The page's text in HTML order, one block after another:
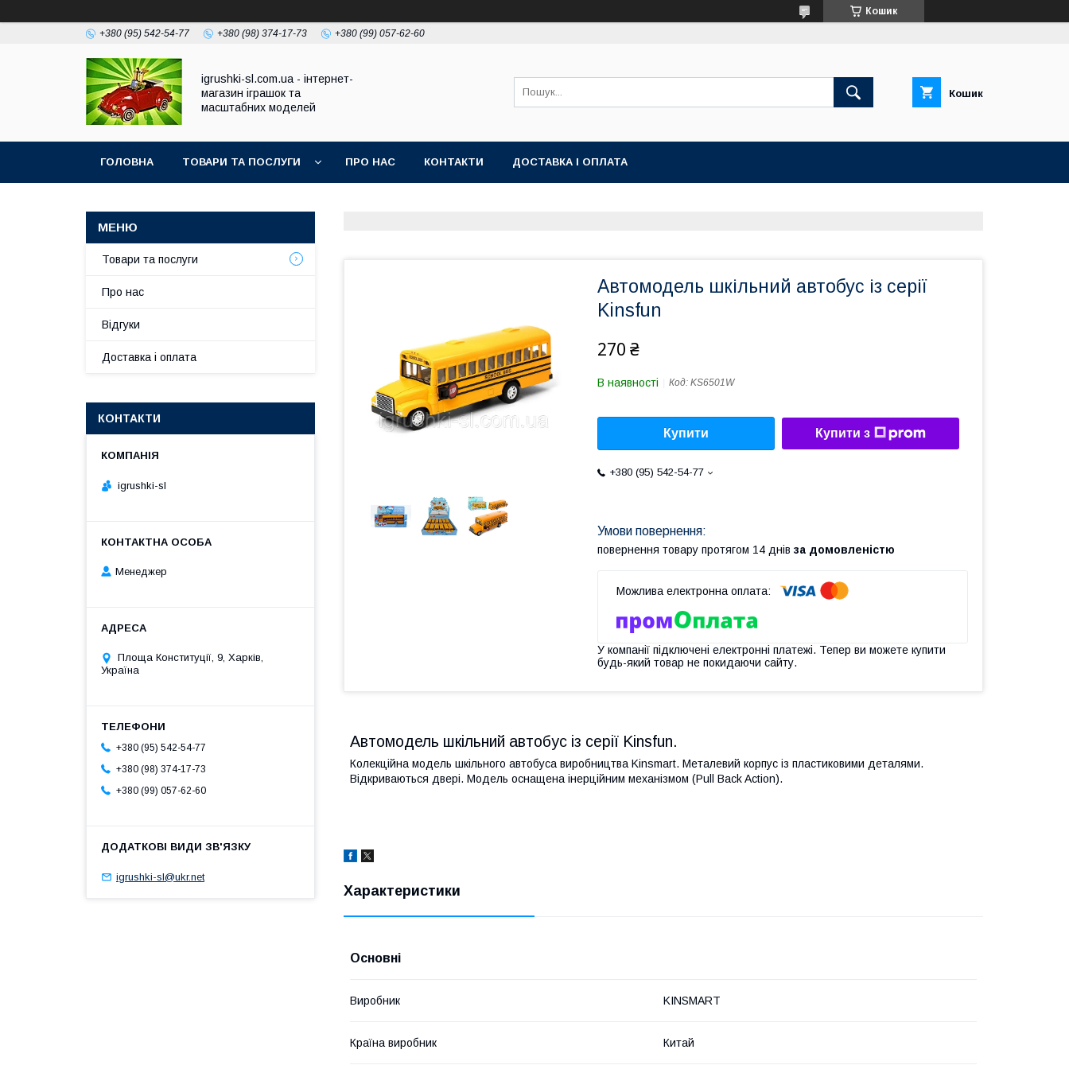
Кошик
+380 (95) 542-54-77 +380 (98) 374-17-73 +380 (99) 057-62-60
igrushki-sl.com.ua - інтернет-
магазин іграшок та
масштабних моделей
Кошик
ГОЛОВНА ТОВАРИ ТА ПОСЛУГИ ПРО НАС КОНТАКТИ ДОСТАВКА І ОПЛАТА
Автомодель шкільний автобус із серії
Kinsfun
270 ₴
В наявності Код: KS6501W
Купити Купити з
+380 (95) 542-54-77
повернення товару протягом 14 днів за домовленістю
У компанії підключені електронні платежі. Тепер ви можете купити
будь-який товар не покидаючи сайту.
Автомодель шкільний автобус із серії Kinsfun.
Колекційна модель шкільного автобуса виробництва Kinsmart. Металевий корпус із пластиковими деталями.
Відкриваються двері. Модель оснащена інерційним механізмом (Pull Back Action).
Характеристики
Основні
Виробник KINSMART
Країна виробник Китай
Товари та послуги
Про нас
Відгуки
Доставка і оплата
КОНТАКТИ
igrushki-sl
Менеджер
Площа Конституції, 9, Харків,
Україна
+380 (95) 542-54-77
+380 (98) 374-17-73
+380 (99) 057-62-60
igrushki-sl@ukr.net